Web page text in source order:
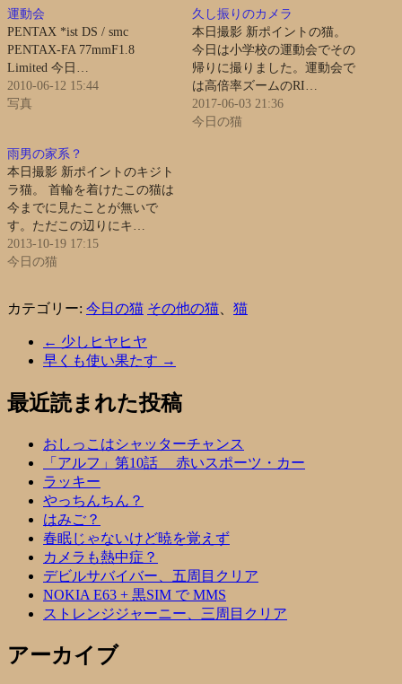
運動会
PENTAX *ist DS / smc
PENTAX-FA 77mmF1.8
Limited 今日…
2010-06-12 15:44
写真
久し振りのカメラ
本日撮影 新ポイントの猫。
今日は小学校の運動会でその
帰りに撮りました。運動会で
は高倍率ズームのRI…
2017-06-03 21:36
今日の猫
雨男の家系？
本日撮影 新ポイントのキジト
ラ猫。 首輪を着けたこの猫は
今までに見たことが無いで
す。ただこの辺りにキ…
2013-10-19 17:15
今日の猫
カテゴリー: 今日の猫 その他の猫 猫
← 少しヒヤヒヤ
早くも使い果たす →
最近読まれた投稿
おしっこはシャッターチャンス
「アルフ」第10話 赤いスポーツ・カー
ラッキー
やっちんちん？
はみご？
春眠じゃないけど暁を覚えず
カメラも熱中症？
デビルサバイバー、五周目クリア
NOKIA E63 + 黒SIM で MMS
ストレンジジャーニー、三周目クリア
アーカイブ